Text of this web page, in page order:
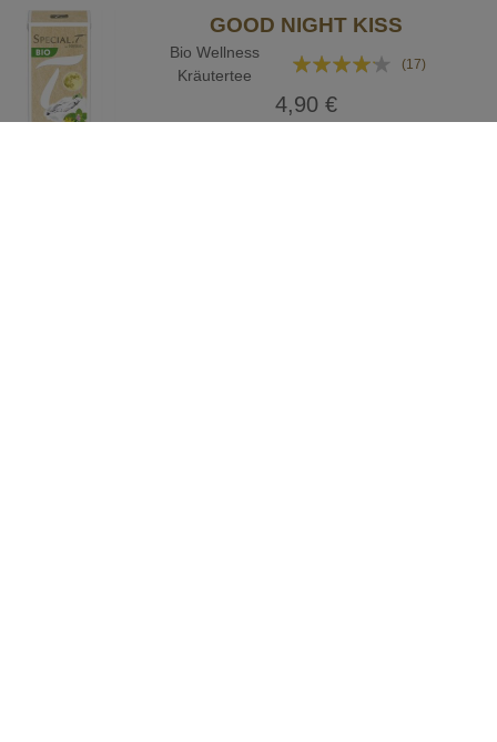
GOOD NIGHT KISS
Bio Wellness
Kräutertee
Bewertung:
(17)
4,90 €